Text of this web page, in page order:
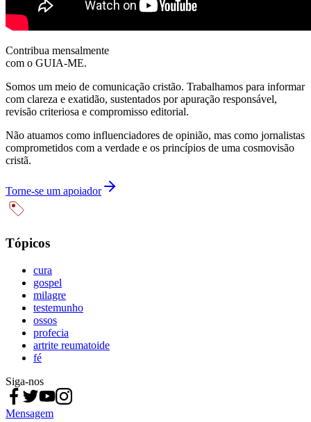
Contribua mensalmente
com o GUIA-ME.
Somos um meio de comunicação cristão. Trabalhamos para informar
com clareza e exatidão, sustentados por apuração responsável,
revisão criteriosa e compromisso editorial.
Não atuamos como influenciadores de opinião, mas como jornalistas
comprometidos com a verdade e os princípios de uma cosmovisão
cristã.
Torne-se um apoiador
Tópicos
cura
gospel
milagre
testemunho
ossos
profecia
artrite reumatoide
fé
Siga-nos
Mensagem